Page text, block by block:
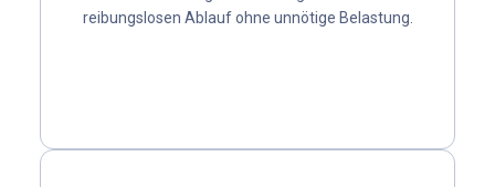
reibungslosen Ablauf ohne unnötige Belastung.